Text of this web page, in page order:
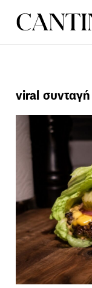
ΣΥΝΤΑΓΕΣ
viral συνταγή